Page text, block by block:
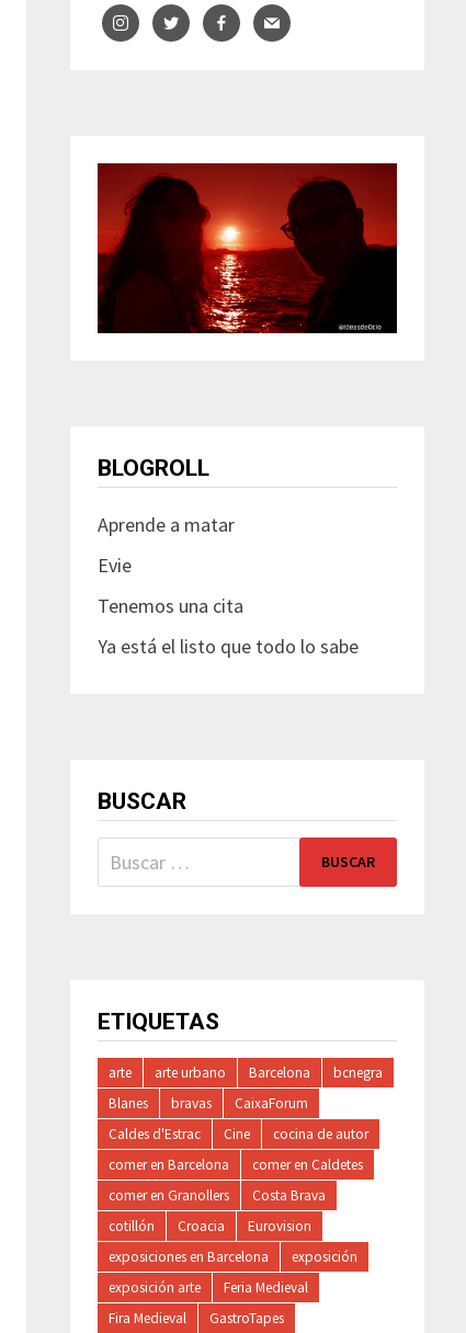
BLOGROLL
Aprende a matar
Evie
Tenemos una cita
Ya está el listo que todo lo sabe
BUSCAR
Buscar:
ETIQUETAS
arte arte urbano Barcelona
bcnegra
Blanes
bravas
CaixaForum
Caldes d'Estrac
Cine
cocina de autor
comer en Barcelona
comer en Caldetes
comer en Granollers
Costa Brava
cotillón
Croacia
Eurovision
exposiciones en Barcelona
exposición
exposición arte
Feria Medieval
Fira Medieval
GastroTapes